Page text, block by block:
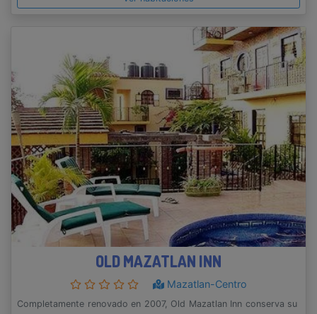
OLD MAZATLAN INN
Mazatlan-Centro
Completamente renovado en 2007, Old Mazatlan Inn conserva su